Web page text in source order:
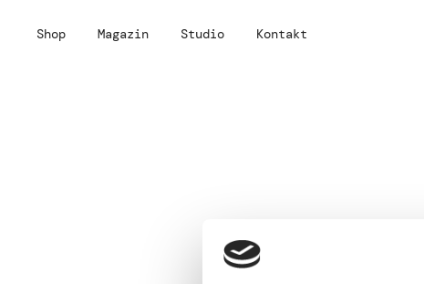
Shop Magazin Studio Kontakt